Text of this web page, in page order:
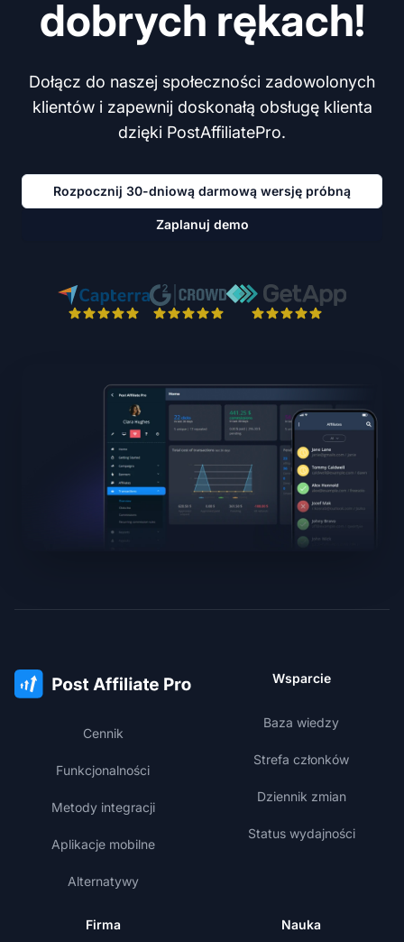
dobrych rękach!
Dołącz do naszej społeczności zadowolonych
klientów i zapewnij doskonałą obsługę klienta
dzięki PostAffiliatePro.
Rozpocznij 30-dniową darmową wersję próbną
Zaplanuj demo
Cennik
Funkcjonalności
Metody integracji
Aplikacje mobilne
Alternatywy
Wsparcie
Baza wiedzy
Strefa członków
Dziennik zmian
Status wydajności
Firma Nauka